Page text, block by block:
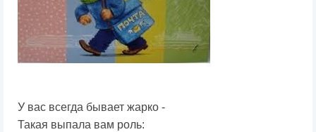
У вас всегда бывает жарко -
Такая выпала вам роль: